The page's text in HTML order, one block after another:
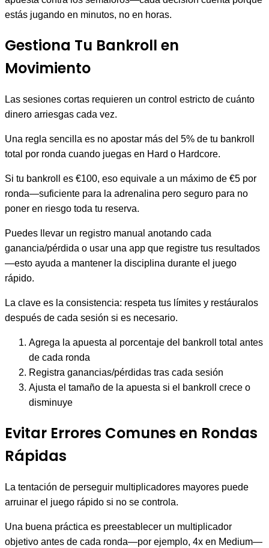
estás jugando en minutos, no en horas.
Gestiona Tu Bankroll en
Movimiento
Las sesiones cortas requieren un control estricto de cuánto
dinero arriesgas cada vez.
Una regla sencilla es no apostar más del 5% de tu bankroll
total por ronda cuando juegas en Hard o Hardcore.
Si tu bankroll es €100, eso equivale a un máximo de €5 por
ronda—suficiente para la adrenalina pero seguro para no
poner en riesgo toda tu reserva.
Puedes llevar un registro manual anotando cada
ganancia/pérdida o usar una app que registre tus resultados
—esto ayuda a mantener la disciplina durante el juego
rápido.
La clave es la consistencia: respeta tus límites y restáuralos
después de cada sesión si es necesario.
Agrega la apuesta al porcentaje del bankroll total antes
de cada ronda
Registra ganancias/pérdidas tras cada sesión
Ajusta el tamaño de la apuesta si el bankroll crece o
disminuye
Evitar Errores Comunes en Rondas
Rápidas
La tentación de perseguir multiplicadores mayores puede
arruinar el juego rápido si no se controla.
Una buena práctica es preestablecer un multiplicador
objetivo antes de cada ronda—por ejemplo, 4x en Medium—